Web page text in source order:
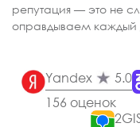
репутация — это не
оправдываем каждый
Yandex
5.0
156 оценок